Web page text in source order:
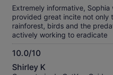
Extremely informative,
provided great incite not only
rainforest, birds and the
actively working to eradicate
10.0/10
10.0
sobre
Shirley K